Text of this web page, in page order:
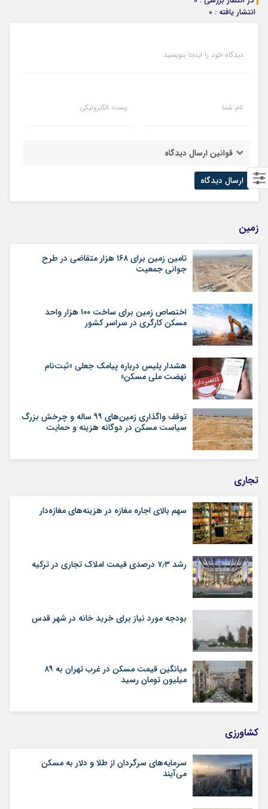
انتشار یافته : 0
دیدگاه خود را اینجا بنویسید
نام شما پست الکترونیکی
قوانین ارسال دیدگاه
زمین
تامین زمین برای ۱۶۸ هزار متقاضی در طرح
جوانی جمعیت
اختصاص زمین برای ساخت ۱۰۰ هزار واحد
مسکن کارگری در سراسر کشور
هشدار پلیس درباره پیامک جعلی «ثبت‌نام
نهضت ملی مسکن»
توقف واگذاری زمین‌های ۹۹ ساله و چرخش بزرگ
سیاست مسکن در دوگانه هزینه و حمایت
تجاری
سهم بالای اجاره‌‌ مغازه در هزینه‌‌های مغازه‌‌دار
رشد ۷٫۳ درصدی قیمت‌ املاک تجاری در ترکیه
بودجه مورد نیاز برای خرید خانه در شهر قدس
میانگین قیمت مسکن در غرب تهران به ۸۹
میلیون تومان رسید
کشاورزی
سرمایه‌های سرگردان از طلا و دلار به مسکن
می‌آیند